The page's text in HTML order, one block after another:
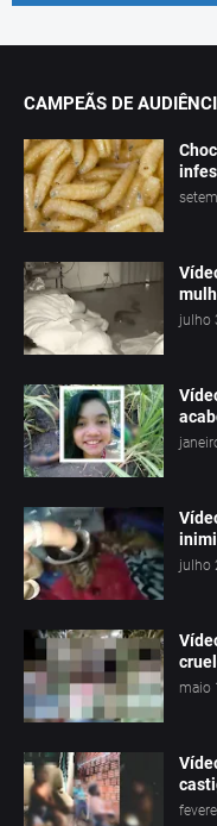
CAMPEÃS DE
julho
julho
maio